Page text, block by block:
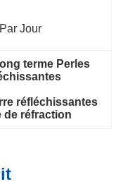
Jour
terme Perles
réfléchissantes
de réfraction